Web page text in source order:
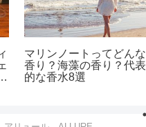
マリンノートってどんな
香り？海藻の香り？代表
的な香水8選